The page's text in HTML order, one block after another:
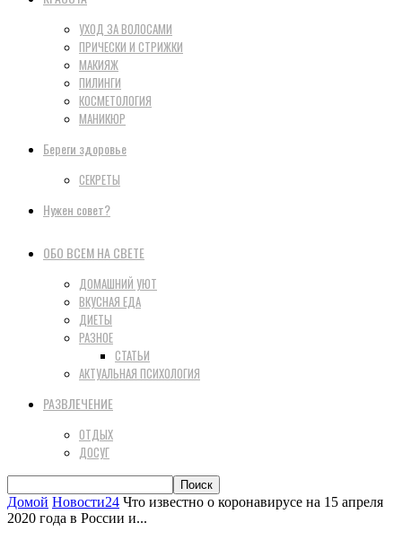
УХОД ЗА ВОЛОСАМИ
ПРИЧЕСКИ И СТРИЖКИ
МАКИЯЖ
ПИЛИНГИ
КОСМЕТОЛОГИЯ
МАНИКЮР
Береги здоровье
СЕКРЕТЫ
Нужен совет?
ОБО ВСЕМ НА СВЕТЕ
ДОМАШНИЙ УЮТ
ВКУСНАЯ ЕДА
ДИЕТЫ
РАЗНОЕ
СТАТЬИ
АКТУАЛЬНАЯ ПСИХОЛОГИЯ
РАЗВЛЕЧЕНИЕ
ОТДЫХ
ДОСУГ
Домой Новости24 Что известно о коронавирусе на 15 апреля
2020 года в России и...